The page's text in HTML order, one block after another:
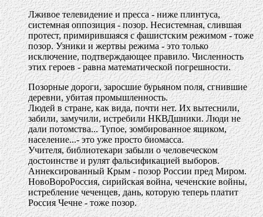
Лживое телевидение и пресса - ниже плинтуса,
системная оппозиция - позор. Несистемная, слившая
протест, примирившаяся с фашистским режимом - тоже
позор. Узники и жертвы режима - это только
исключение, подтверждающее правило. Численность
этих героев - равна математической погрешности.
Позорные дороги, заросшие бурьяном поля, сгнившие
деревни, убитая промышленность.
Людей в стране, как вида, почти нет. Их вытеснили,
забили, замучили, истребили НКВДшники. Люди не
дали потомства... Тупое, зомбированное ящиком,
население...- это уже просто биомасса.
Учителя, библиотекари забыли о человеческом
достоинстве и рулят фальсификацией выборов.
Аннексированный Крым - позор России пред Миром.
НовоВороРоссия, сирийская война, чеченские войны,
истребление чеченцев, дань, которую теперь платит
Россия Чечне - тоже позор.